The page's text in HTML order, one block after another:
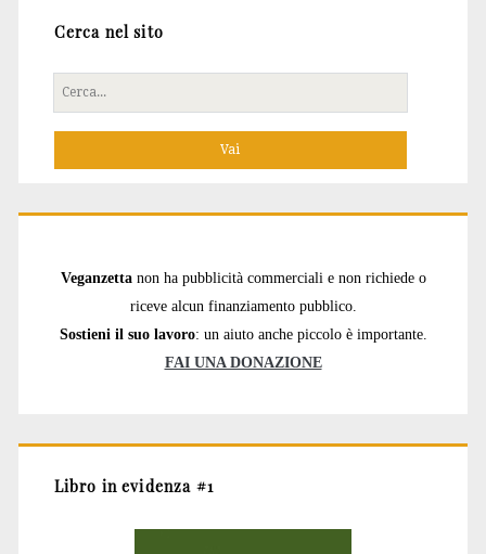
Cerca nel sito
Cerca
per:
Veganzetta non ha pubblicità commerciali e non richiede o
riceve alcun finanziamento pubblico.
Sostieni il suo lavoro: un aiuto anche piccolo è importante.
FAI UNA DONAZIONE
Libro in evidenza #1